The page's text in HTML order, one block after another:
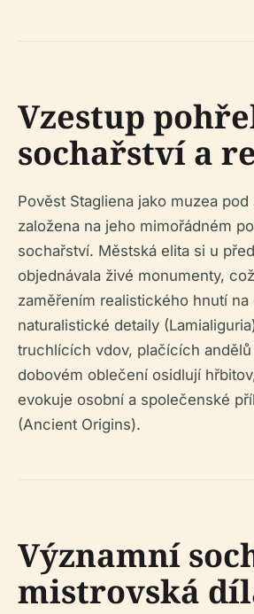
Vzestup
sochařství a
Pověst Stagliena jako muzea
založena na jeho mimořádném
sochařství. Městská elita si u
objednávala živé monumenty,
zaměřením realistického hnutí
naturalistické detaily
truchlících vdov, plačících
dobovém oblečení osidlují
evokuje osobní a společenské
(Ancient Origins).
Významní
mistrovská